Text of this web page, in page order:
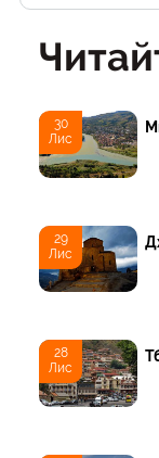
30
Лис
29
Лис
28
Лис